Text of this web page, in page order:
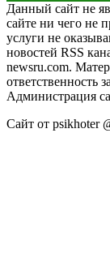
Данный сайт не
сайте ни чего не
услуги не
новостей RSS
newsru.com.
ответственность
Администрация
Сайт от psikhoter